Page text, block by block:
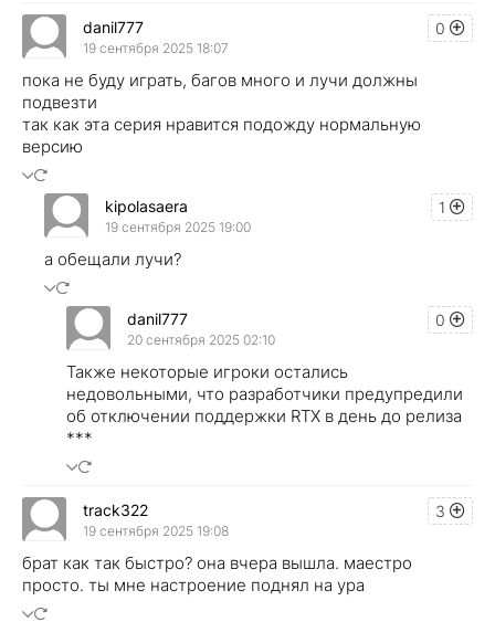
0
danil777
19 сентября 2025 18:07
пока не буду играть, багов много и лучи должны
подвезти
так как эта серия нравится подожду нормальную
версию
1
kipolasaera
19 сентября 2025 19:00
а обещали лучи?
0
danil777
20 сентября 2025 02:10
Также некоторые игроки остались
недовольными, что разработчики предупредили
об отключении поддержки RTX в день до релиза
***
3
track322
19 сентября 2025 19:08
брат как так быстро? она вчера вышла. маестро
просто. ты мне настроение поднял на ура